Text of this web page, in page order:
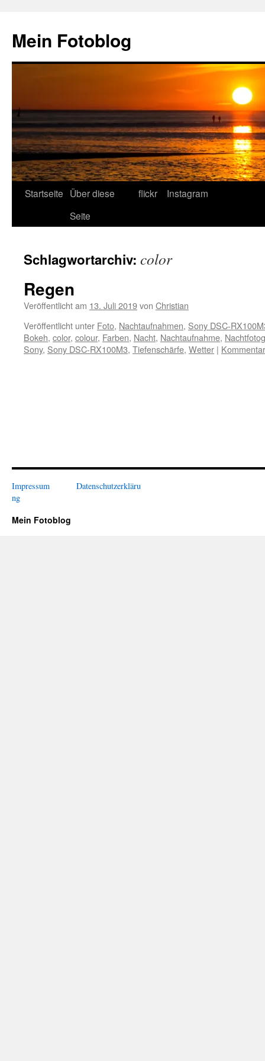
springen
Mein Fotoblog
Startseite Über diese
Seite
flickr Instagram
Schlagwortarchiv: color
Regen
Veröffentlicht am 13. Juli 2019von Christian
Veröffentlicht unter Foto, Nachtaufnahmen, Sony DSC-
Bokeh, color, colour, Farben, Nacht, Nachtaufnahme,
Sony, Sony DSC-RX100M3, Tiefenschärfe, Wetter |
Impressum
Datenschutzerkläru
ng
Mein Fotoblog